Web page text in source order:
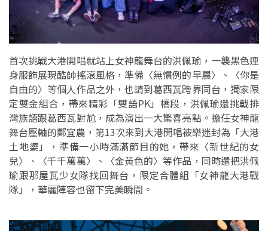
首次挑戰大港開唱就站上女神龍舞台的洪佩瑜，一襲黑色連
身服飾展現酷帥搖滾風格，準備〈無慣例的早晨〉、〈你是
自由的〉等個人作品之外，也請到葛西瓦跨界同台，獨家限
定雙金組合，帶來精彩「雙語PK」橋段，洪佩瑜還挑戰排
灣族語跟葛西瓦對尬，成為演出一大驚喜亮點。擔任女神龍
舞台壓軸的鄭宜農，第13次來到大港開唱被樂迷封為「大港
土地婆」，準備一小時滿滿節目的她，帶來〈新世紀的女
兒〉、〈千千萬萬〉、〈金黃色的〉等作品，同時還把洪佩
瑜跟那屋瓦少女隊找回舞台，限定合體組「女神龍大港戰
隊」，華麗陣容也留下完美瞬間。